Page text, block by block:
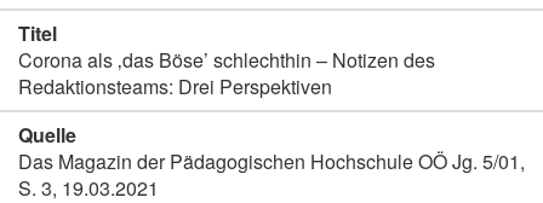
Titel
Corona als ‚das Böse’ schlechthin – Notizen des
Redaktionsteams: Drei Perspektiven
Quelle
Das Magazin der Pädagogischen Hochschule OÖ Jg. 5/01,
S. 3, 19.03.2021